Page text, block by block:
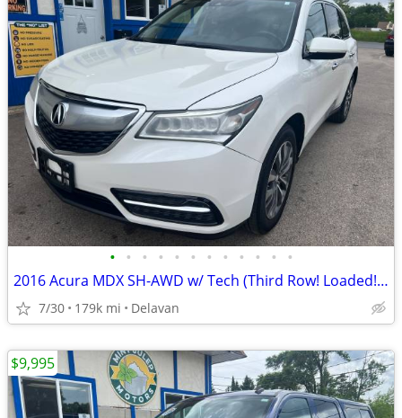
• • • • • • • • • • • •
2016 Acura MDX SH-AWD w/ Tech (Third Row! Loaded! Detailed!)
7/30 179k mi Delavan
$9,995